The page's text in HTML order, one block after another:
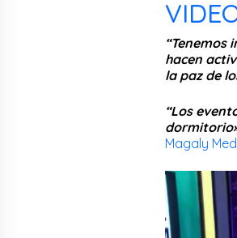
“Tenemos
hacen
la paz de
“Los
Magaly